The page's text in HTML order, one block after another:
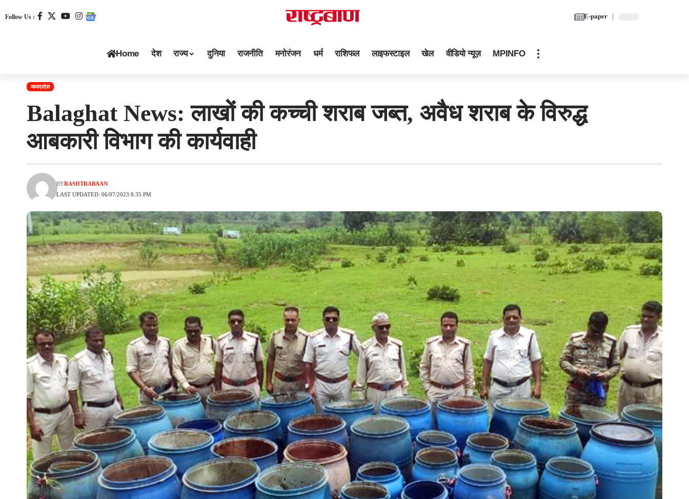
Follow Us : E-paper
Home देश राज्य दुनिया राजनीति मनोरंजन धर्म राशिफल लाइफस्टाइल खेल वीडियो न्यूज़ MPINFO
मध्यप्रदेश
Balaghat News: लाखों की कच्ची शराब जब्त, अवैध शराब के विरुद्ध
आबकारी विभाग की कार्यवाही
LAST UPDATED: 06/07/2023 8:35 PM
BYRASHTRABAAN